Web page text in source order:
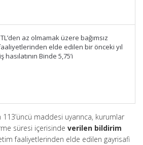
az olmamak üzere bağımsız
elde edilen bir önceki yıl
hasılatının Binde 5,75’i
maddesi uyarınca, kurumlar
süresi içerisinde verilen bildirim
faaliyetlerinden elde edilen gayrisafi